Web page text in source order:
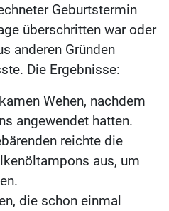
Geburtstermin
überschritten war oder
anderen Gründen
Die Ergebnisse:
Wehen, nachdem
angewendet hatten.
reichte die
aus, um
die schon einmal